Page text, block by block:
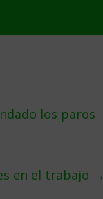
los paros
en el trabajo →